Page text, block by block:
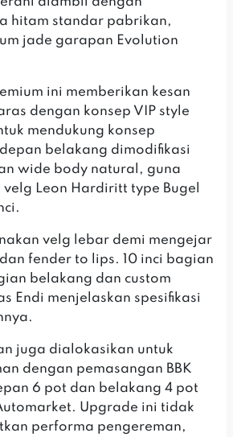
hitam standar pabrikan,
jade garapan Evolution
ini memberikan kesan
dengan konsep VIP style
mendukung konsep
belakang dimodifikasi
wide body natural, guna
Leon Hardiritt type Bugel
velg lebar demi mengejar
fender to lips. 10 inci bagian
belakang dan custom
Endi menjelaskan spesifikasi
juga dialokasikan untuk
dengan pemasangan BBK
6 pot dan belakang 4 pot
Upgrade ini tidak
performa pengereman,